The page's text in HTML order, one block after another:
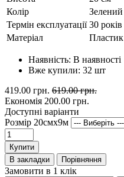
Колір
Зелений
Термін експлуатації 30 років
Матеріал
Пластик
Наявність: В наявності
Вже купили: 32 шт
419.00 грн. 619.00 грн.
Економія 200.00 грн.
Доступні варіанти
Розмір 20смх9м
Купити
В закладки
Порівняння
Замовити в 1 клік